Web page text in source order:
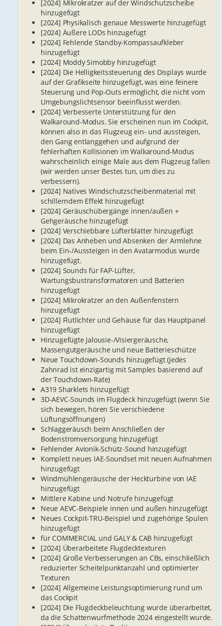
[2024] Mikrokratzer auf der Windschutzscheibe
hinzugefügt
[2024] Physikalisch genaue Messwerte hinzugefügt
[2024] Äußere LODs hinzugefügt
[2024] Fehlende Standby-Kompassaufkleber
hinzugefügt
[2024] Moddy Simobby hinzugefügt
[2024] Die Helligkeitssteuerung des Displays wurde
auf der Grafikseite hinzugefügt, was eine feinere
Steuerung und Pop-Outs ermöglicht, die nicht vom
Umgebungslichtsensor beeinflusst werden.
[2024] Verbesserte Unterstützung für den
Walkaround-Modus. Sie erscheinen nun im Cockpit,
können also in das Flugzeug ein- und aussteigen,
den Gang entlanggehen und aufgrund der
fehlerhaften Kollisionen im Walkaround-Modus
wahrscheinlich einige Male aus dem Flugzeug fallen
(wir werden unser Bestes tun, um dies zu
verbessern).
[2024] Natives Windschutzscheibenmaterial mit
schillerndem Effekt hinzugefügt
[2024] Geräuschübergänge innen/außen +
Gehgeräusche hinzugefügt
[2024] Verschiebbare Lüfterblätter hinzugefügt
[2024] Das Anheben und Absenken der Armlehne
beim Ein-/Aussteigen in den Avatarmodus wurde
hinzugefügt.
[2024] Sounds für FAP-Lüfter,
Wartungsbustransformatoren und Batterien
hinzugefügt
[2024] Mikrokratzer an den Außenfenstern
hinzugefügt
[2024] Flutlichter und Gehäuse für das Hauptpanel
hinzugefügt
Hinzugefügte Jalousie-/Visiergeräusche,
Massengutgeräusche und neue Batterieschütze
Neue Touchdown-Sounds hinzugefügt (jedes
Zahnrad ist einzigartig mit Samples basierend auf
der Touchdown-Rate)
A319 Sharklets hinzugefügt
3D-AEVC-Sounds im Flugdeck hinzugefügt (wenn Sie
sich bewegen, hören Sie verschiedene
Lüftungsöffnungen)
Schlaggeräusch beim Anschließen der
Bodenstromversorgung hinzugefügt
Fehlender Avionik-Schütz-Sound hinzugefügt
Komplett neues IAE-Soundset mit neuen Aufnahmen
hinzugefügt
Windmühlengeräusche der Heckturbine von IAE
hinzugefügt
Mittlere Kabine und Notrufe hinzugefügt
Neue AEVC-Beispiele innen und außen hinzugefügt
Neues Cockpit-TRU-Beispiel und zugehörige Spulen
hinzugefügt
für COMMERCIAL und GALY & CAB hinzugefügt
[2024] Überarbeitete Flugdecktexturen
[2024] Große Verbesserungen an CBs, einschließlich
reduzierter Scheitelpunktanzahl und optimierter
Texturen
[2024] Allgemeine Leistungsoptimierung rund um
das Cockpit
[2024] Die Flugdeckbeleuchtung wurde überarbeitet,
da die Schattenwurfmethode 2024 eingestellt wurde.